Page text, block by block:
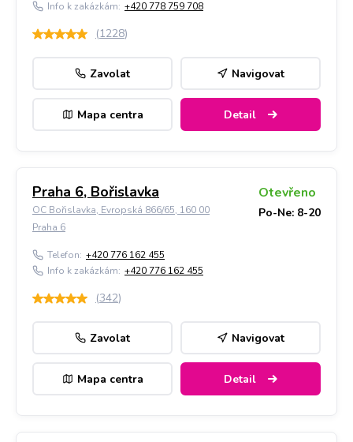
Info k zakázkám: +420 778 759 708
(1228)
Zavolat Navigovat
Mapa centra Detail
Praha 6, Bořislavka
OC Bořislavka, Evropská 866/65, 160 00
Praha 6
Otevřeno
Po-Ne: 8-20
Telefon: +420 776 162 455
Info k zakázkám: +420 776 162 455
(342)
Zavolat Navigovat
Mapa centra Detail